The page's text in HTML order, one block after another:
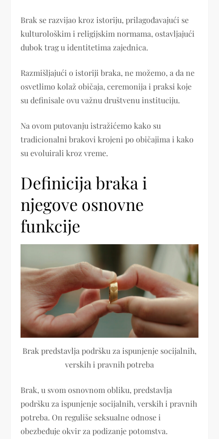
Brak se razvijao kroz istoriju, prilagođavajući se
kulturološkim i religijskim normama, ostavljajući
dubok trag u identitetima zajednica.
Razmišljajući o istoriji braka, ne možemo, a da ne
osvetlimo kolaž običaja, ceremonija i praksi koje
su definisale ovu važnu društvenu instituciju.
Na ovom putovanju istražićemo kako su
tradicionalni brakovi krojeni po običajima i kako
su evoluirali kroz vreme.
Definicija braka i
njegove osnovne
funkcije
Brak predstavlja podršku za ispunjenje socijalnih,
verskih i pravnih potreba
Brak, u svom osnovnom obliku, predstavlja
podršku za ispunjenje socijalnih, verskih i pravnih
potreba. On reguliše seksualne odnose i
obezbeđuje okvir za podizanje potomstva.